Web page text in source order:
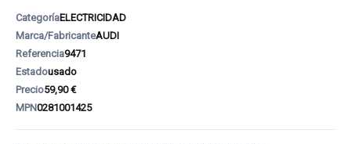
CategoríaELECTRICIDAD
Marca/FabricanteAUDI
Referencia9471
Estadousado
Precio59,90 €
MPN0281001425